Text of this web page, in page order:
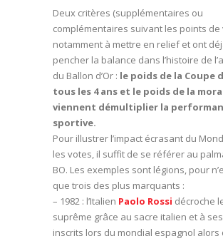
Deux critères (supplémentaires ou
complémentaires suivant les points de
notamment à mettre en relief et ont
pencher la balance dans l’histoire de
du Ballon d’Or : le poids de la Coupe
tous les 4 ans et le poids de la
viennent démultiplier la
sportive.
Pour illustrer l’impact écrasant du
les votes, il suffit de se référer au
BO. Les exemples sont légions, pour
que trois des plus marquants :
– 1982 : l’Italien Paolo Rossi décroche
suprême grâce au sacre italien et à
inscrits lors du mondial espagnol alors